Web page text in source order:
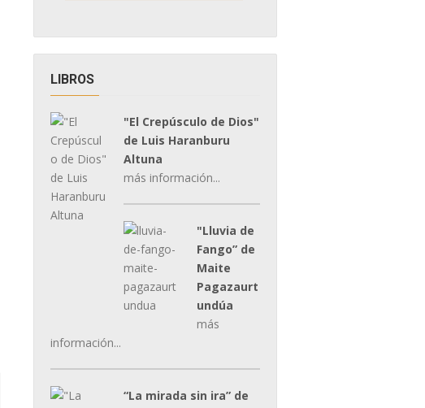
LIBROS
"El Crepúsculo de Dios"
de Luis Haranburu
Altuna
más información...
"Lluvia de
Fango” de
Maite
Pagazaurt
undúa
más
información...
“La mirada sin ira” de